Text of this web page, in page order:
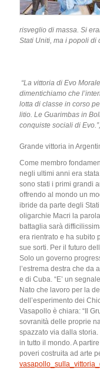
risveglio di massa. Si
Stati Uniti, ma i popoli di
“La vittoria di Evo
dimentichiamo che
lotta di classe in corso
litio. Le Guarimbas in
conquiste sociali di Evo.”,
Grande vittoria in
Come membro
negli ultimi anni era
sono stati i primi grandi
offrendo al mondo un
ibride da parte degli
oligarchie Macri la
battaglia sarà
era rientrato e ha subito
sue sorti. Per il futuro
Solo un governo
l’estrema destra che
e di Cuba. “E’ un
Nato che lavoro per la
dell’esperimento dei
Vasapollo è chiara: “Il
sovranità delle proprie
spazzato via dalla
in tutto il mondo. A
poveri costruita ad arte